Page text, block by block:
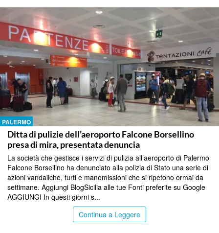
PALERMO
Ditta di pulizie dell’aeroporto Falcone Borsellino
presa di mira, presentata denuncia
La società che gestisce i servizi di pulizia all’aeroporto di Palermo
Falcone Borsellino ha denunciato alla polizia di Stato una serie di
azioni vandaliche, furti e manomissioni che si ripetono ormai da
settimane. Aggiungi BlogSicilia alle tue Fonti preferite su Google
AGGIUNGI In questi giorni s...
Continua a Leggere